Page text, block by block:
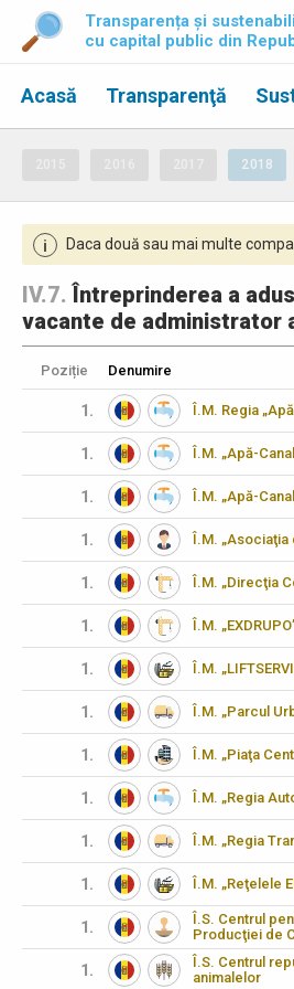
Transparența și
cu capital public din
Acasă Transparenţă
2018
i Daca două sau mai multe
IV.7.Întreprinderea a
vacante de administrator
Poziție Denumire
1. Î.M. Regia
1. Î.M. „Apă-
1. Î.M. „Apă-
1. Î.M.
1. Î.M. „Direcţia
1. Î.M.
1. Î.M.
1. Î.M. „Parcul
1. Î.M. „Piaţa
1. Î.M. „Regia
1. Î.M. „Regia
1. Î.M. „Reţelele
1.
Î.S. Centrul
Producţiei de
1.
Î.S. Centrul
animalelor